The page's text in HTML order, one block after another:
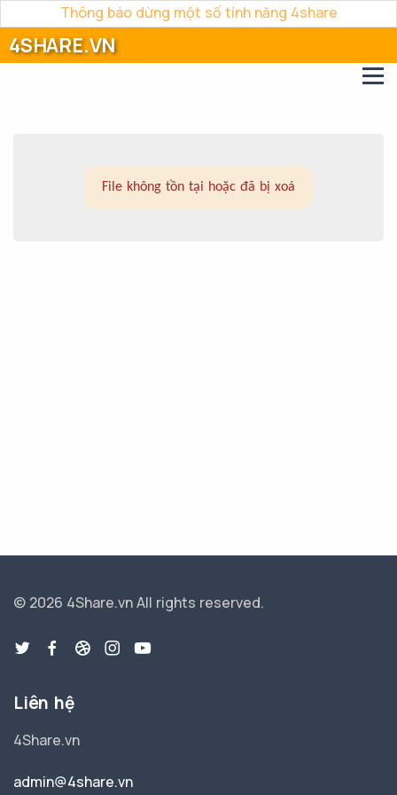
Thông báo dừng một số tính năng 4share
4SHARE.VN
File không tồn tại hoặc đã bị xoá
© 2026 4Share.vnAll rights reserved.
Liên hệ
4Share.vn
admin@4share.vn